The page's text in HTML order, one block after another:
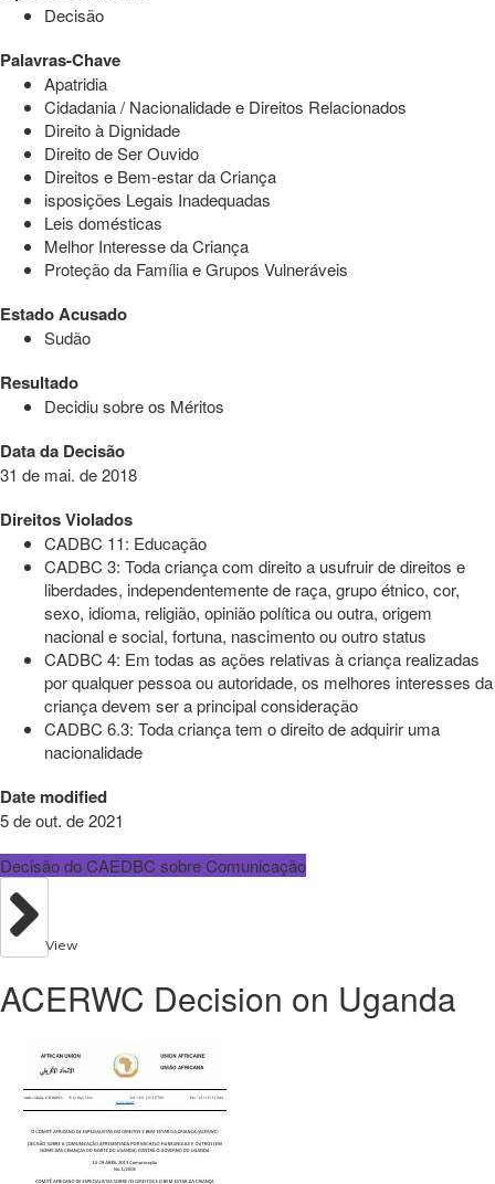
Decisão
Palavras-Chave
Apatridia
Cidadania / Nacionalidade e Direitos Relacionados
Direito à Dignidade
Direito de Ser Ouvido
Direitos e Bem-estar da Criança
isposições Legais Inadequadas
Leis domésticas
Melhor Interesse da Criança
Proteção da Família e Grupos Vulneráveis
Estado Acusado
Sudão
Resultado
Decidiu sobre os Méritos
Data da Decisão
31 de mai. de 2018
Direitos Violados
CADBC 11: Educação
CADBC 3: Toda criança com direito a usufruir de direitos e
liberdades, independentemente de raça, grupo étnico, cor,
sexo, idioma, religião, opinião política ou outra, origem
nacional e social, fortuna, nascimento ou outro status
CADBC 4: Em todas as ações relativas à criança realizadas
por qualquer pessoa ou autoridade, os melhores interesses da
criança devem ser a principal consideração
CADBC 6.3: Toda criança tem o direito de adquirir uma
nacionalidade
Date modified
5 de out. de 2021
Decisão do CAEDBC sobre Comunicação
View
ACERWC Decision on Uganda